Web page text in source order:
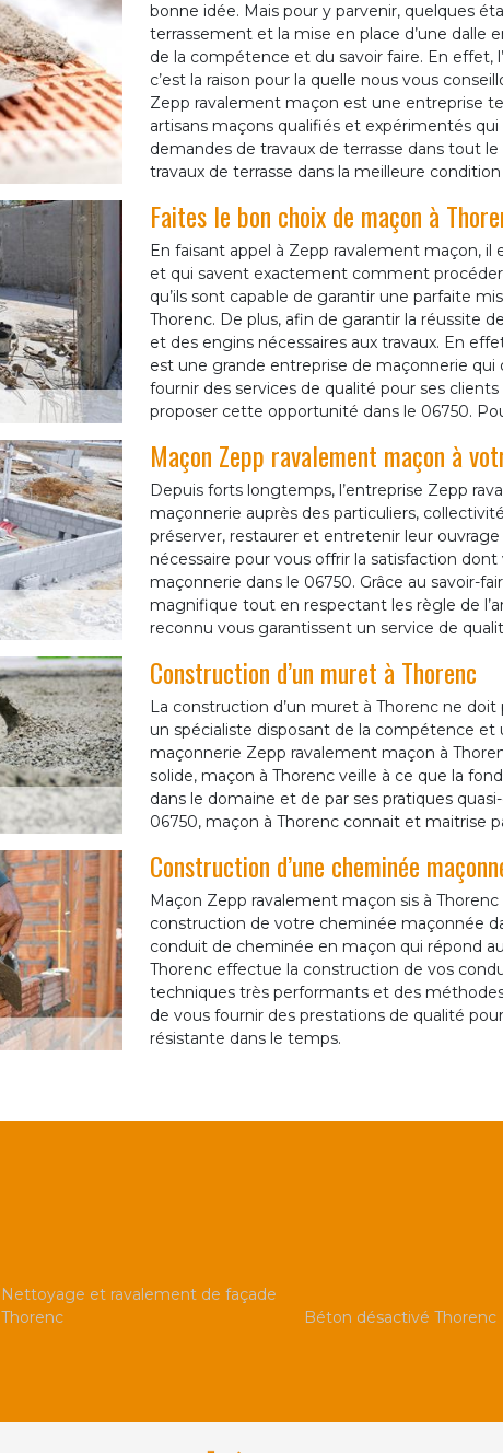
bonne idée. Mais pour y parvenir, quelques
terrassement et la mise en place d’une dalle
de la compétence et du savoir faire. En effet,
c’est la raison pour la quelle nous vous
Zepp ravalement maçon est une entreprise
artisans maçons qualifiés et expérimentés
demandes de travaux de terrasse dans tout
travaux de terrasse dans la meilleure condition
Faites le bon choix de maçon à
En faisant appel à Zepp ravalement maçon,
et qui savent exactement comment
qu’ils sont capable de garantir une parfaite
Thorenc. De plus, afin de garantir la réussite
et des engins nécessaires aux travaux. En
est une grande entreprise de maçonnerie qui
fournir des services de qualité pour ses
proposer cette opportunité dans le 06750.
Maçon Zepp ravalement maçon à
Depuis forts longtemps, l’entreprise Zepp
maçonnerie auprès des particuliers,
préserver, restaurer et entretenir leur
nécessaire pour vous offrir la satisfaction
maçonnerie dans le 06750. Grâce au savoir-
magnifique tout en respectant les règle de
reconnu vous garantissent un service de
Construction d’un muret à Thorenc
La construction d’un muret à Thorenc ne
un spécialiste disposant de la compétence et
maçonnerie Zepp ravalement maçon à
solide, maçon à Thorenc veille à ce que la
dans le domaine et de par ses pratiques
06750, maçon à Thorenc connait et maitrise
Construction d’une cheminée
Maçon Zepp ravalement maçon sis à
construction de votre cheminée maçonnée
conduit de cheminée en maçon qui répond
Thorenc effectue la construction de vos
techniques très performants et des
de vous fournir des prestations de qualité
résistante dans le temps.
Nettoyage et ravalement de façade
Thorenc
Béton désactivé Thorenc